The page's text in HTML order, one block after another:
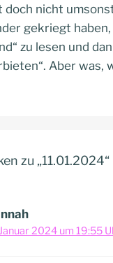
nicht
gekriegt
zu lesen und
Aber was,
zu „11.01.2024“
2024 um 19:55